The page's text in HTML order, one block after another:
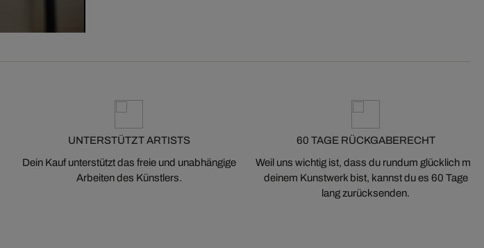
UNTERSTÜTZT ARTISTS
Dein Kauf unterstützt das freie und unabhängige
Arbeiten des Künstlers.
60 TAGE RÜCKGABERECHT
Weil uns wichtig ist, dass du rundum glücklich mit
deinem Kunstwerk bist, kannst du es 60 Tage
lang zurücksenden.